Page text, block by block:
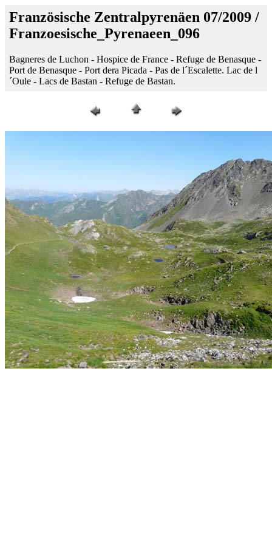
Französische Zentralpyrenäen 07/2009 /
Franzoesische_Pyrenaeen_096
Bagneres de Luchon - Hospice de France - Refuge de Benasque -
Port de Benasque - Port dera Picada - Pas de l´Escalette. Lac de l
´Oule - Lacs de Bastan - Refuge de Bastan.